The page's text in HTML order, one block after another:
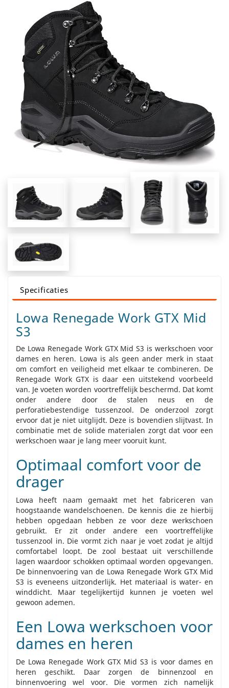
Specificaties
Lowa Renegade Work GTX Mid
S3
De Lowa Renegade Work GTX Mid S3 is werkschoen voor
dames en heren. Lowa is als geen ander merk in staat
om comfort en veiligheid met elkaar te combineren. De
Renegade Work GTX is daar een uitstekend voorbeeld
van. Je voeten worden voortreffelijk beschermd. Dat komt
onder andere door de stalen neus en de
perforatiebestendige tussenzool. De onderzool zorgt
ervoor dat je niet uitglijdt. Deze is bovendien slijtvast. In
combinatie met de solide materialen zorgt dat voor een
werkschoen waar je lang meer vooruit kunt.
Optimaal comfort voor de
drager
Lowa heeft naam gemaakt met het fabriceren van
hoogstaande wandelschoenen. De kennis die ze hierbij
hebben opgedaan hebben ze voor deze werkschoen
gebruikt. Er zit onder andere een voortreffelijke
tussenzool in. Die vormt zich naar je voet zodat je altijd
comfortabel loopt. De zool bestaat uit verschillende
lagen waardoor schokken optimaal worden opgevangen.
De binnenvoering van de Lowa Renegade Work GTX Mid
S3 is eveneens uitzonderlijk. Het materiaal is water- en
winddicht. Maar tegelijkertijd kunnen je voeten wel
gewoon ademen.
Een Lowa werkschoen voor
dames en heren
De Lowa Renegade Work GTX Mid S3 is voor dames en
heren geschikt. Daar zorgen de binnenzool en
binnenvoering wel voor. Die vormen zich namelijk